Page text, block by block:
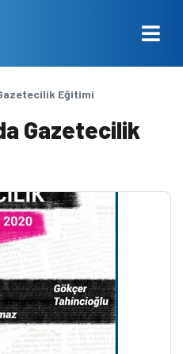
Eğitimi
Gazetecilik